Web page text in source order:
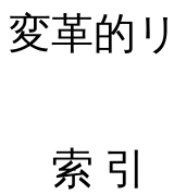
変革的
結 語
索 引